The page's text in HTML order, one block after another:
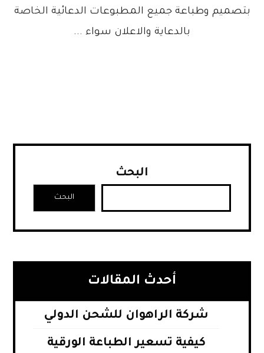
بتصميم وطباعة جميع المطبوعات الدعائية الخاصة
بالدعاية والاعلان سواء ...
البحث
البحث
أحدث المقالات
شركة الراهوان للشحن الدولي
كيفية تسعير الطباعة الورقية